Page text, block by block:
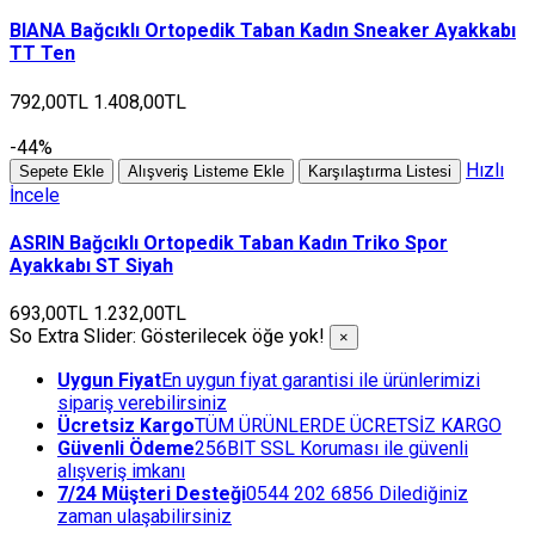
BIANA Bağcıklı Ortopedik Taban Kadın Sneaker Ayakkabı
TT Ten
792,00TL 1.408,00TL
-44%
Sepete Ekle Alışveriş Listeme Ekle Karşılaştırma Listesi
Hızlı
İncele
ASRIN Bağcıklı Ortopedik Taban Kadın Triko Spor
Ayakkabı ST Siyah
693,00TL 1.232,00TL
So Extra Slider: Gösterilecek öğe yok!
×
Uygun FiyatEn uygun fiyat garantisi ile ürünlerimizi
sipariş verebilirsiniz
Ücretsiz KargoTÜM ÜRÜNLERDE ÜCRETSİZ KARGO
Güvenli Ödeme256BIT SSL Koruması ile güvenli
alışveriş imkanı
7/24 Müşteri Desteği0544 202 6856 Dilediğiniz
zaman ulaşabilirsiniz